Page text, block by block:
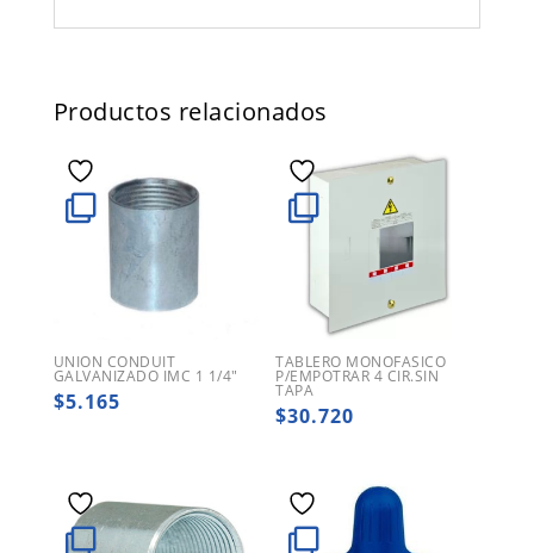
Productos relacionados
UNION CONDUIT
GALVANIZADO IMC 1 1/4″
$5.165
TABLERO MONOFASICO
P/EMPOTRAR 4 CIR.SIN
TAPA
$30.720